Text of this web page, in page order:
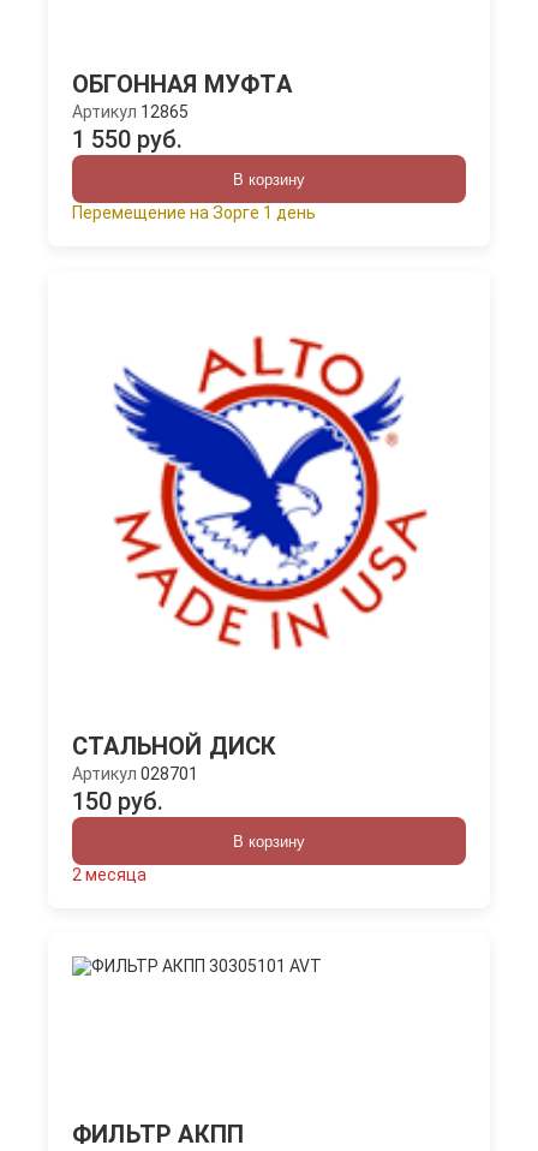
ОБГОННАЯ МУФТА
Артикул 12865
1 550 руб.
В корзину
Перемещение на Зорге 1 день
СТАЛЬНОЙ ДИСК
Артикул 028701
150 руб.
В корзину
2 месяца
ФИЛЬТР АКПП